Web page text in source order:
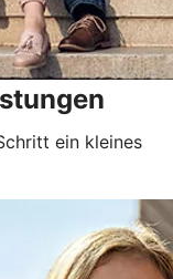
ein kleines